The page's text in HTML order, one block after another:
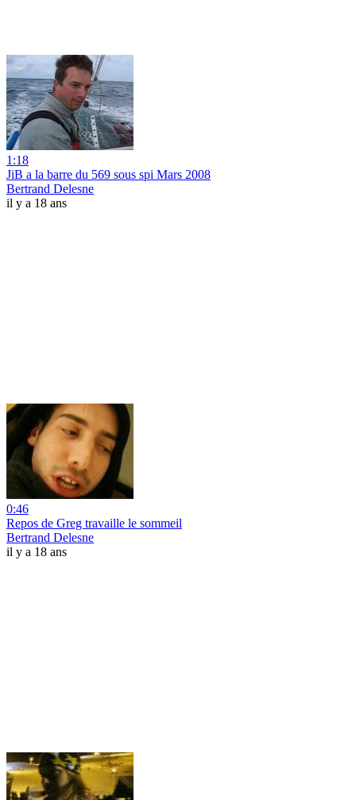
1:18
JiB a la barre du 569 sous spi Mars 2008
Bertrand Delesne
il y a 18 ans
0:46
Repos de Greg travaille le sommeil
Bertrand Delesne
il y a 18 ans